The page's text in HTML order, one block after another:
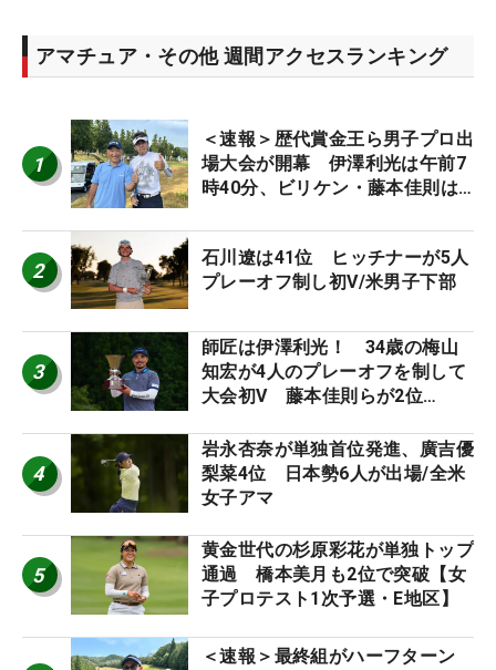
アマチュア・その他 週間アクセスランキング
1
＜速報＞歴代賞金王ら男子プロ出
場大会が開幕 伊澤利光は午前7
時40分、ビリケン・藤本佳則は
STAGE JOYX OPEN】
2
石川遼は41位 ヒッチナーが5人
プレーオフ制し初V/米男子下部
3
師匠は伊澤利光！ 34歳の梅山
知宏が4人のプレーオフを制して
大会初V 藤本佳則らが2位
4
岩永杏奈が単独首位発進、廣吉優
梨菜4位 日本勢6人が出場/全米
女子アマ
5
黄金世代の杉原彩花が単独トップ
通過 橋本美月も2位で突破【女
子プロテスト1次予選・E地区】
＜速報＞最終組がハーフターン